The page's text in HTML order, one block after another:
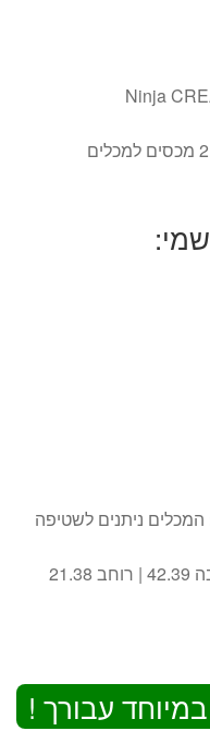
המכלים ניתנים לשטיפה
עבורך !